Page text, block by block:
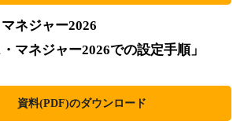
ネジャー2026
・マネジャー2026での設定手順」
資料(PDF)のダウンロード